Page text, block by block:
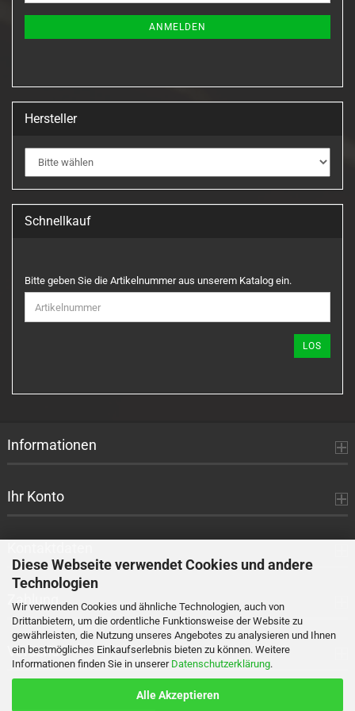
Diese Webseite verwendet Cookies und andere
Technologien
Wir verwenden Cookies und ähnliche Technologien, auch von
Drittanbietern, um die ordentliche Funktionsweise der Website zu
gewährleisten, die Nutzung unseres Angebotes zu analysieren und Ihnen
ein bestmögliches Einkaufserlebnis bieten zu können. Weitere
Informationen finden Sie in unserer Datenschutzerklärung.
Alle Akzeptieren
ANMELDEN
Hersteller
Schnellkauf
BITTE
GEBEN
SIE
DIE
EIN.
Bitte geben Sie die Artikelnummer aus unserem Katalog ein.
LOS
Informationen
Ihr Konto
Zahlung
Versand